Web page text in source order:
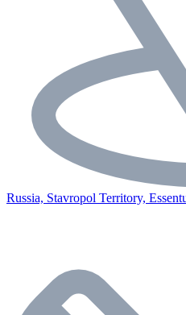
Russia, Stavropol Territory,